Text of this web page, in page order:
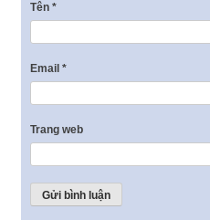
Tên *
Email *
Trang web